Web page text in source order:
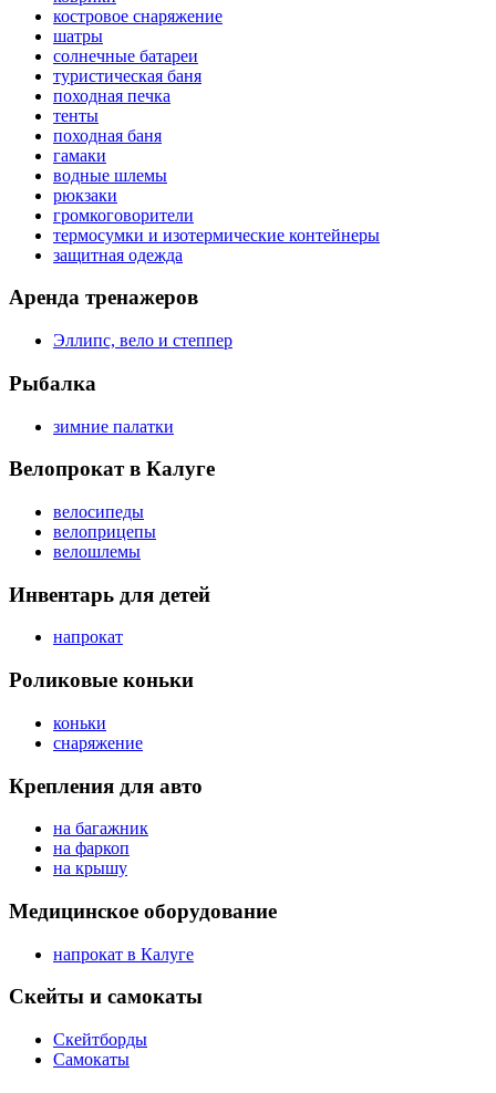
костровое снаряжение
шатры
солнечные батареи
туристическая баня
походная печка
тенты
походная баня
гамаки
водные шлемы
рюкзаки
громкоговорители
термосумки и изотермические контейнеры
защитная одежда
Аренда тренажеров
Эллипс, вело и степпер
Рыбалка
зимние палатки
Велопрокат в Калуге
велосипеды
велоприцепы
велошлемы
Инвентарь для детей
напрокат
Роликовые коньки
коньки
снаряжение
Крепления для авто
на багажник
на фаркоп
на крышу
Медицинское оборудование
напрокат в Калуге
Скейты и самокаты
Скейтборды
Самокаты